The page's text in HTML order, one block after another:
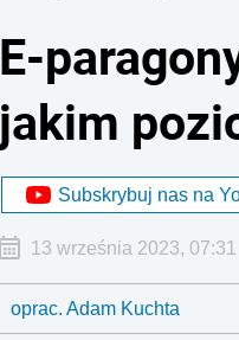
E-
jakim
Subskrybuj nas na
13 września 2023, 07:31
oprac. Adam Kuchta